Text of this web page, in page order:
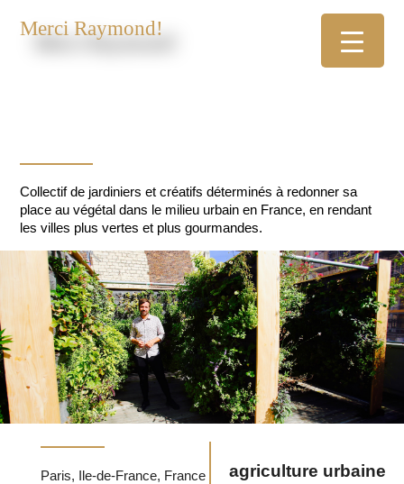
Merci Raymond!
Collectif de jardiniers et créatifs déterminés à redonner sa
place au végétal dans le milieu urbain en France, en rendant
les villes plus vertes et plus gourmandes.
agriculture urbaine
Paris, Ile-de-France, France